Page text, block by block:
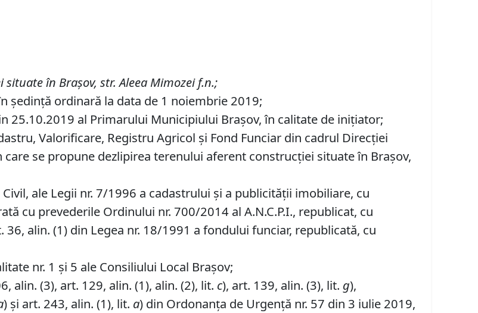
în Brașov, str. Aleea Mimozei f.n.;
ședință ordinară la data de 1 noiembrie 2019;
25.10.2019 al Primarului Municipiului Brașov, în calitate de inițiator;
Valorificare, Registru Agricol şi Fond Funciar din cadrul Direcţiei
se propune dezlipirea terenului aferent construcției situate în Brașov,
ale Legii nr. 7/1996 a cadastrului și a publicității imobiliare, cu
cu prevederile Ordinului nr. 700/2014 al A.N.C.P.I., republicat, cu
alin. (1) din Legea nr. 18/1991 a fondului funciar, republicată, cu
nr. 1 și 5 ale Consiliului Local Brașov;
alin. (3), art. 129, alin. (1), alin. (2), lit. c), art. 139, alin. (3), lit. g),
) și art. 243, alin. (1), lit. a) din Ordonanța de Urgență nr. 57 din 3 iulie 2019,